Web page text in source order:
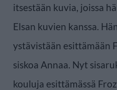
itsestään kuvia, joissa
Elsan kuvien kanssa.
ystävistään esittämään
siskoa Annaa. Nyt
kouluja esittämässä